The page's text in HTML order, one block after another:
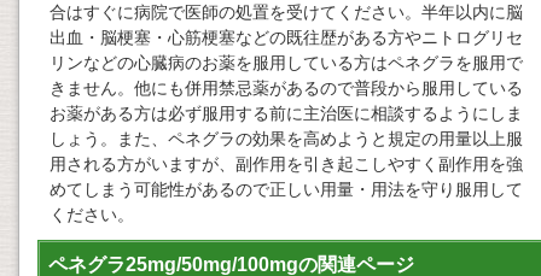
合はすぐに病院で医師の処置を受けてください。半年以内に脳
出血・脳梗塞・心筋梗塞などの既往歴がある方やニトログリセ
リンなどの心臓病のお薬を服用している方はペネグラを服用で
きません。他にも併用禁忌薬があるので普段から服用している
お薬がある方は必ず服用する前に主治医に相談するようにしま
しょう。また、ペネグラの効果を高めようと規定の用量以上服
用される方がいますが、副作用を引き起こしやすく副作用を強
めてしまう可能性があるので正しい用量・用法を守り服用して
ください。
ペネグラ25mg/50mg/100mgの関連ページ